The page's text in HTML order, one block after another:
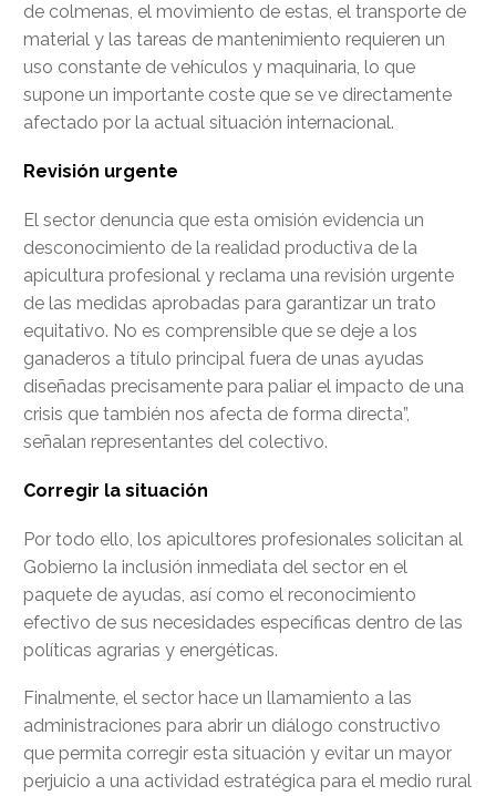
de colmenas, el movimiento de estas, el transporte de
material y las tareas de mantenimiento requieren un
uso constante de vehículos y maquinaria, lo que
supone un importante coste que se ve directamente
afectado por la actual situación internacional.
Revisión urgente
El sector denuncia que esta omisión evidencia un
desconocimiento de la realidad productiva de la
apicultura profesional y reclama una revisión urgente
de las medidas aprobadas para garantizar un trato
equitativo. No es comprensible que se deje a los
ganaderos a título principal fuera de unas ayudas
diseñadas precisamente para paliar el impacto de una
crisis que también nos afecta de forma directa”,
señalan representantes del colectivo.
Corregir la situación
Por todo ello, los apicultores profesionales solicitan al
Gobierno la inclusión inmediata del sector en el
paquete de ayudas, así como el reconocimiento
efectivo de sus necesidades específicas dentro de las
políticas agrarias y energéticas.
Finalmente, el sector hace un llamamiento a las
administraciones para abrir un diálogo constructivo
que permita corregir esta situación y evitar un mayor
perjuicio a una actividad estratégica para el medio rural